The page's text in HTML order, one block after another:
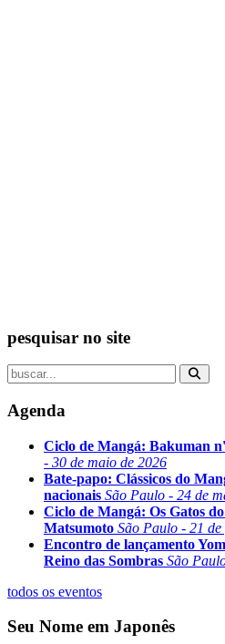
pesquisar no site
Agenda
Ciclo de Mangá: Bakuman
- 30 de maio de 2026
Bate-papo: Clássicos do
nacionais São Paulo - 24 de
Ciclo de Mangá: Os Gatos
Matsumoto São Paulo - 21
Encontro de lançamento
Reino das Sombras São
todos os eventos
Seu Nome em Japonês